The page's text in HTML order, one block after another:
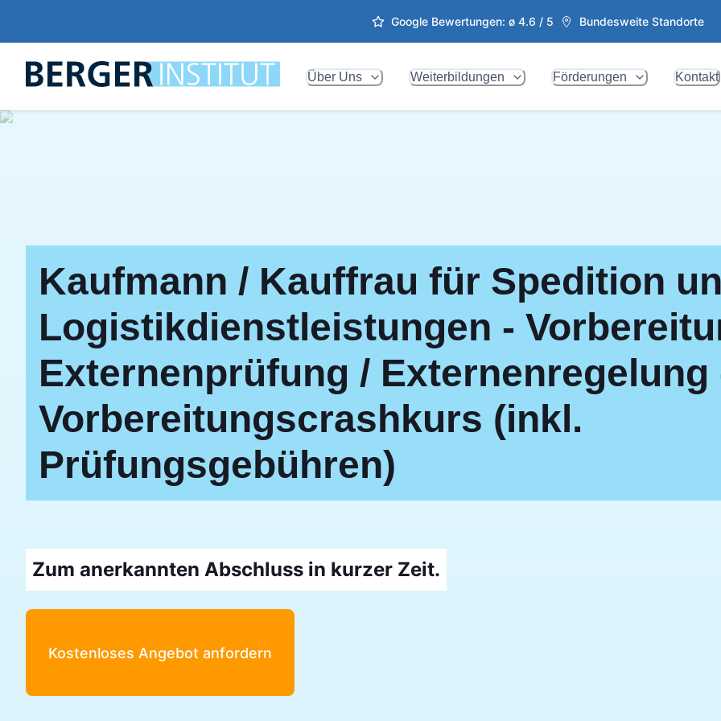
Google Bewertungen: ø 4.6 / 5 Bundesweite Standorte
Über Uns Weiterbildungen Förderungen Kontakt
Kaufmann / Kauffrau für Spedition
Logistikdienstleistungen -
Externenprüfung / Externenregelung
Vorbereitungscrashkurs (inkl.
Prüfungsgebühren)
Zum anerkannten Abschluss in kurzer Zeit.
Kostenloses Angebot anfordern